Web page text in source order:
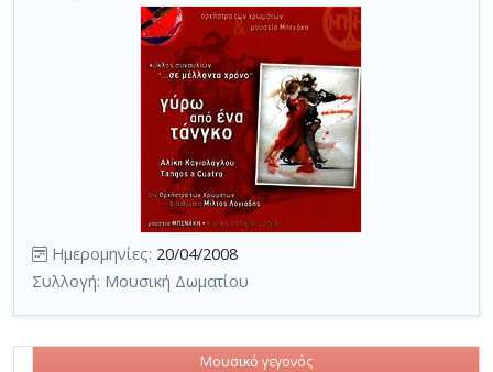
Ημερομηνίες: 20/04/2008
Συλλογή: Μουσική Δωματίου
Μουσικό γεγονός